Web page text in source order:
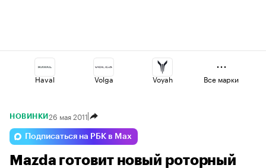
Haval Volga Voyah
Jaecoo Geely
Changan Omoda Esteo
Все марки
НОВИНКИ 26 мая 2011
Подписаться на РБК в Max
Mazda готовит новый роторный